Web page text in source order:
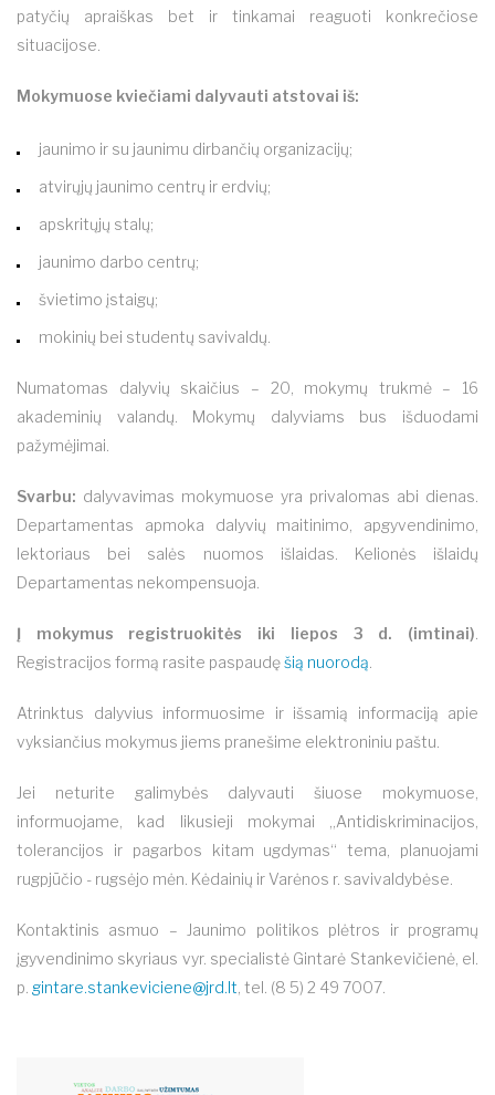
patyčių apraiškas bet ir tinkamai reaguoti konkrečiose
situacijose.
Mokymuose kviečiami dalyvauti atstovai iš:
jaunimo ir su jaunimu dirbančių organizacijų;
atvirųjų jaunimo centrų ir erdvių;
apskritųjų stalų;
jaunimo darbo centrų;
švietimo įstaigų;
mokinių bei studentų savivaldų.
Numatomas dalyvių skaičius – 20, mokymų trukmė – 16
akademinių valandų. Mokymų dalyviams bus išduodami
pažymėjimai.
Svarbu: dalyvavimas mokymuose yra privalomas abi dienas.
Departamentas apmoka dalyvių maitinimo, apgyvendinimo,
lektoriaus bei salės nuomos išlaidas. Kelionės išlaidų
Departamentas nekompensuoja.
Į mokymus registruokitės iki liepos 3 d. (imtinai)
Registracijos formą rasite paspaudęšią nuorodą
Atrinktus dalyvius informuosime ir išsamią informaciją apie
vyksiančius mokymus jiems pranešime elektroniniu paštu.
Jei neturite galimybės dalyvauti šiuose mokymuose,
informuojame, kad likusieji mokymai „Antidiskriminacijos,
tolerancijos ir pagarbos kitam ugdymas“ tema, planuojami
rugpjūčio - rugsėjo mėn. Kėdainių ir Varėnos r. savivaldybėse.
Kontaktinis asmuo – Jaunimo politikos plėtros ir programų
įgyvendinimo skyriaus vyr. specialistė Gintarė Stankevičienė, el.
p. gintare.stankeviciene@jrd.lt , tel. (8 5) 2 49 7007.